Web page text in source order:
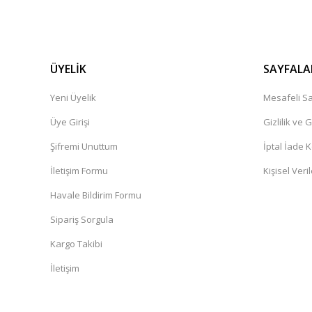
ÜYELİK
Yeni Üyelik
Üye Girişi
Şifremi Unuttum
İletişim Formu
Havale Bildirim Formu
Sipariş Sorgula
Kargo Takibi
İletişim
Mesafeli
Gizlilik ve
İptal İade
Kişisel